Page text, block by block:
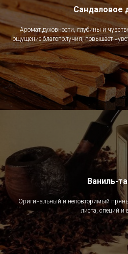
Сандаловое
Аромат духовности, глубины и
ощущение благополучия, повышает
Ваниль-
Оригинальный и неповторимый
листа, специй и